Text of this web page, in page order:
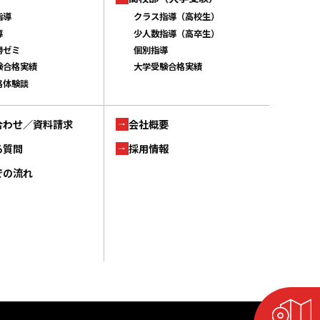
導
ミ
格実績
体験談
クラス指導（高校生）
少人数指導（高卒生）
個別指導
大学受験合格実績
わせ／資料請求
問
の流れ
会社概要
採用情報